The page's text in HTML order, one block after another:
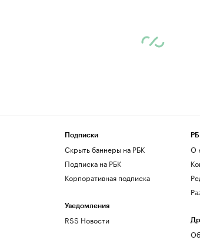
Подписки
Скрыть баннеры на РБК
Подписка на РБК
Корпоративная подписка
Уведомления
RSS Новости
О